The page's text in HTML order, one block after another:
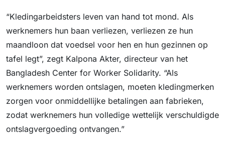
“Kledingarbeidsters leven van hand tot mond. Als
werknemers hun baan verliezen, verliezen ze hun
maandloon dat voedsel voor hen en hun gezinnen op
tafel legt”, zegt Kalpona Akter, directeur van het
Bangladesh Center for Worker Solidarity. “Als
werknemers worden ontslagen, moeten kledingmerken
zorgen voor onmiddellijke betalingen aan fabrieken,
zodat werknemers hun volledige wettelijk verschuldigde
ontslagvergoeding ontvangen.”